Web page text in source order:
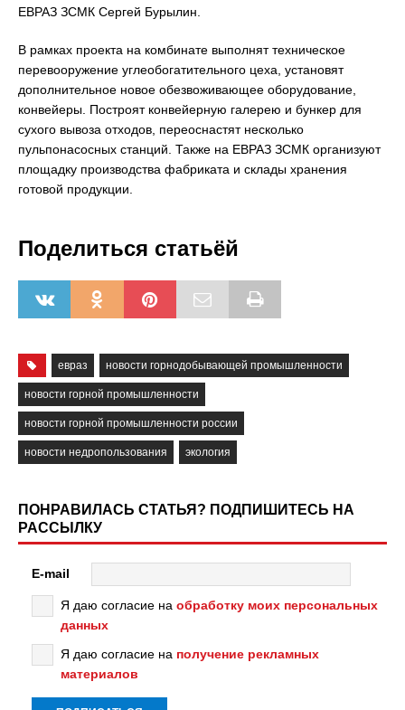
ЕВРАЗ ЗСМК Сергей Бурылин.
В рамках проекта на комбинате выполнят техническое
перевооружение углеобогатительного цеха, установят
дополнительное новое обезвоживающее оборудование,
конвейеры. Построят конвейерную галерею и бункер для
сухого вывоза отходов, переоснастят несколько
пульпонасосных станций. Также на ЕВРАЗ ЗСМК организуют
площадку производства фабриката и склады хранения
готовой продукции.
Поделиться статьёй
евраз новости горнодобывающей промышленности
новости горной промышленности
новости горной промышленности россии
новости недропользования экология
ПОНРАВИЛАСЬ СТАТЬЯ? ПОДПИШИТЕСЬ НА
РАССЫЛКУ
E-mail
Я даю согласие на обработку моих персональных
данных
Я даю согласие на получение рекламных
материалов